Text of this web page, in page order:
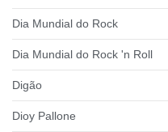
Dia Mundial do Rock
Dia Mundial do Rock 'n Roll
Digão
Dioy Pallone